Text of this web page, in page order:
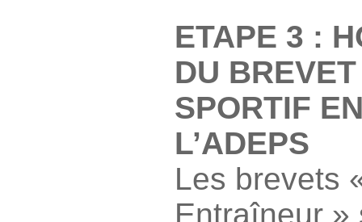
ETAPE 3 :
DU
SPORTIF
L’ADEPS
Les brevets
Entraîneur »